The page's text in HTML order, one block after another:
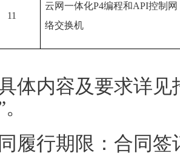
11
云网一体化P4编程和API控制网
络交换机
体内容及要求详见
。
履行期限：合同签